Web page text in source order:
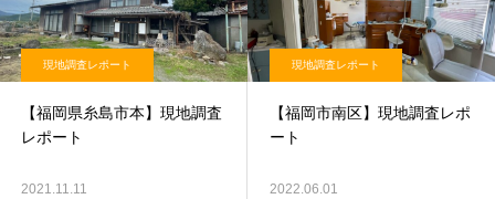
現地調査レポート
【福岡県糸島市本】現地調査
レポート
2021.11.11
現地調査レポート
【福岡市南区】現地調査レポ
ート
2022.06.01